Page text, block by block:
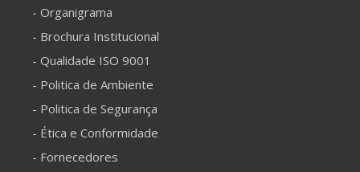
- Organigrama
- Brochura Institucional
- Qualidade ISO 9001
- Politica de Ambiente
- Politica de Segurança
- Ética e Conformidade
- Fornecedores